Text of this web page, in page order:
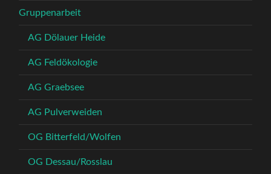
Gruppenarbeit
AG Dölauer Heide
AG Feldökologie
AG Graebsee
AG Pulverweiden
OG Bitterfeld/Wolfen
OG Dessau/Rosslau